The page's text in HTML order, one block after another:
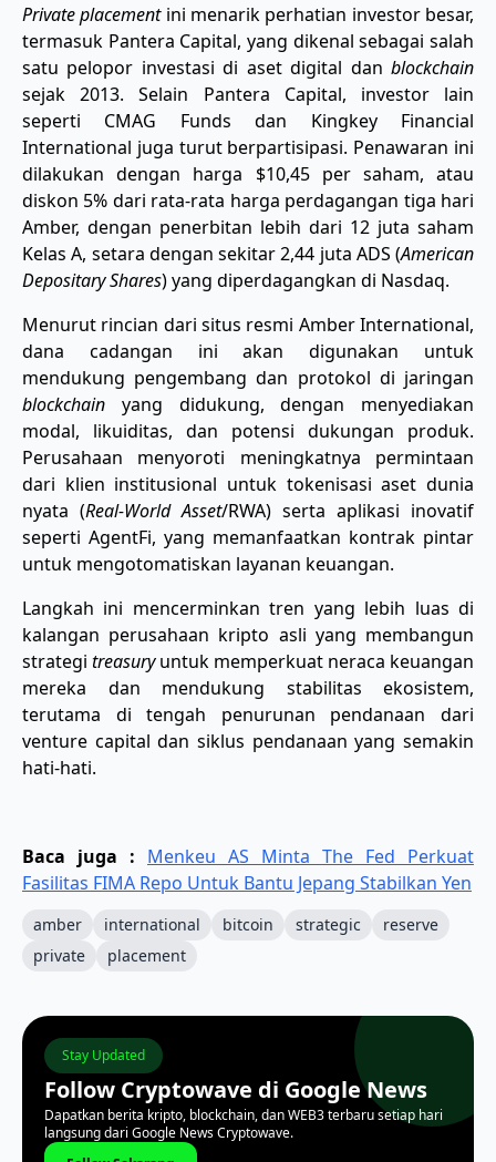
Private placementini menarik perhatian investor besar,
termasuk Pantera Capital, yang dikenal sebagai salah
satu pelopor investasi di aset digital dan blockchain
sejak 2013. Selain Pantera Capital, investor lain
seperti CMAG Funds dan Kingkey Financial
International juga turut berpartisipasi. Penawaran ini
dilakukan dengan harga $10,45 per saham, atau
diskon 5% dari rata-rata harga perdagangan tiga hari
Amber, dengan penerbitan lebih dari 12 juta saham
Kelas A, setara dengan sekitar 2,44 juta ADS (American
Depositary Shares) yang diperdagangkan di Nasdaq.
Menurut rincian dari situs resmi Amber International,
dana cadangan ini akan digunakan untuk
mendukung pengembang dan protokol di jaringan
blockchain yang didukung, dengan menyediakan
modal, likuiditas, dan potensi dukungan produk.
Perusahaan menyoroti meningkatnya permintaan
dari klien institusional untuk tokenisasi aset dunia
nyata (Real-World Asset/RWA) serta aplikasi inovatif
seperti AgentFi, yang memanfaatkan kontrak pintar
untuk mengotomatiskan layanan keuangan.
Langkah ini mencerminkan tren yang lebih luas di
kalangan perusahaan kripto asli yang membangun
strategi treasuryuntuk memperkuat neraca keuangan
mereka dan mendukung stabilitas ekosistem,
terutama di tengah penurunan pendanaan dari
venture capital dan siklus pendanaan yang semakin
hati-hati.
Baca juga : Menkeu AS Minta The Fed Perkuat
Fasilitas FIMA Repo Untuk Bantu Jepang Stabilkan Yen
amber international bitcoin strategic
reserve
private
placement
Stay Updated
Follow Cryptowave di Google News
Dapatkan berita kripto, blockchain, dan WEB3 terbaru setiap hari
langsung dari Google News Cryptowave.